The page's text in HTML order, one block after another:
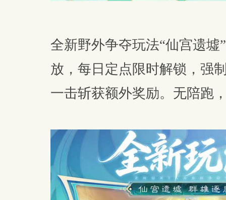
全新野外争夺玩法“仙宫遗
放，每日定点限时解锁，强
一击斩获额外奖励。无陪跑